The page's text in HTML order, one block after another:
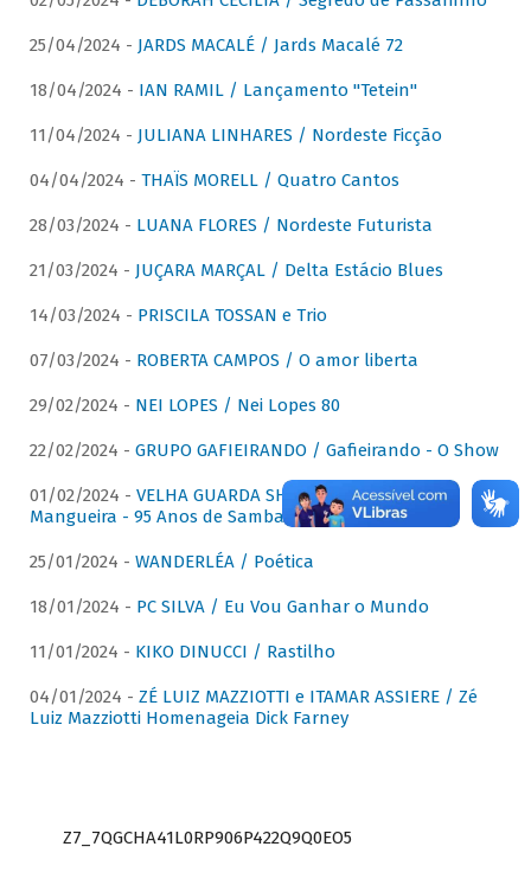
25/04/2024 - JARDS MACALÉ / Jards Macalé 72
18/04/2024 - IAN RAMIL / Lançamento "Tetein"
11/04/2024 - JULIANA LINHARES / Nordeste Ficção
04/04/2024 - THAÏS MORELL / Quatro Cantos
28/03/2024 - LUANA FLORES / Nordeste Futurista
21/03/2024 - JUÇARA MARÇAL / Delta Estácio Blues
14/03/2024 - PRISCILA TOSSAN e Trio
07/03/2024 - ROBERTA CAMPOS / O amor liberta
29/02/2024 - NEI LOPES / Nei Lopes 80
22/02/2024 - GRUPO GAFIEIRANDO / Gafieirando - O Show
01/02/2024 - VELHA GUARDA SHOW DA MANGUEIRA /
Mangueira - 95 Anos de Samba
25/01/2024 - WANDERLÉA / Poética
18/01/2024 - PC SILVA / Eu Vou Ganhar o Mundo
11/01/2024 - KIKO DINUCCI / Rastilho
04/01/2024 - ZÉ LUIZ MAZZIOTTI e ITAMAR ASSIERE / Zé
Luiz Mazziotti Homenageia Dick Farney
Z7_7QGCHA41L0RP906P422Q9Q0EO5